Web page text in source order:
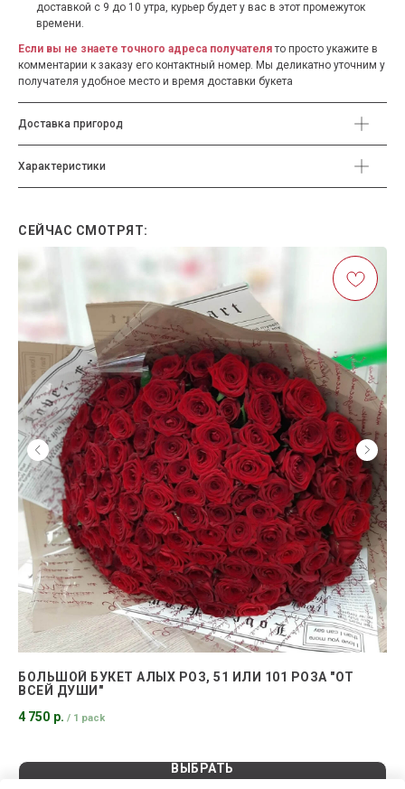
доставкой с 9 до 10 утра, курьер будет у вас в этот промежуток
времени.
Если вы не знаете точного адреса получателя то просто укажите в
комментарии к заказу его контактный номер. Мы деликатно уточним у
получателя удобное место и время доставки букета
Доставка пригород
Характеристики
СЕЙЧАС СМОТРЯТ:
БОЛЬШОЙ БУКЕТ АЛЫХ РОЗ, 51 ИЛИ 101 РОЗА "ОТ
ВСЕЙ ДУШИ"
4 750 р. / 1 pack
ВЫБРАТЬ